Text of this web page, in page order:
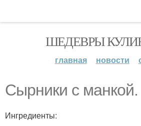
ШЕДЕВРЫ
главная новости
Сырники с манкой.
Ингредиенты: